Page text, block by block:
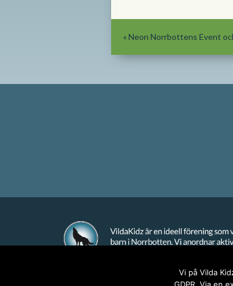
« Neon Norrbottens Event
Vi på Vilda